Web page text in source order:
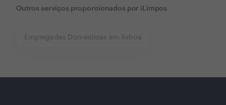
Outros serviços proporcionados por iLimpos
Empregadas Domésticas em lisboa